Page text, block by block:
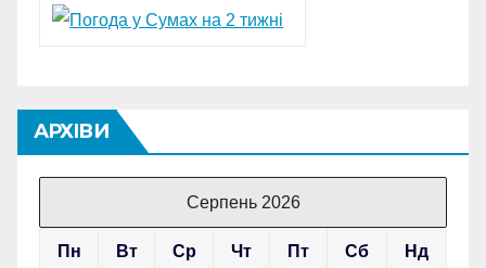
АРХІВИ
Серпень 2026
Пн Вт Ср Чт Пт Сб Нд